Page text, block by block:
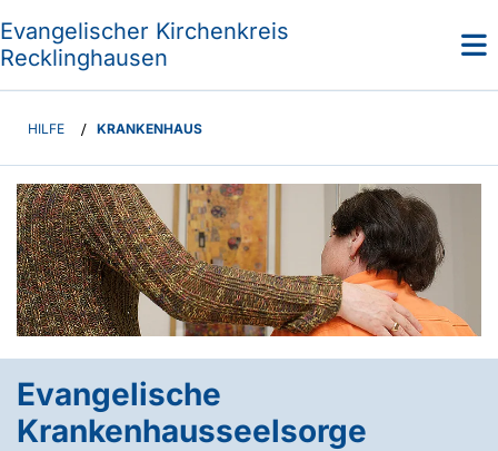
Evangelischer Kirchenkreis
Recklinghausen
HILFE / KRANKENHAUS
Evangelische
Krankenhausseelsorge